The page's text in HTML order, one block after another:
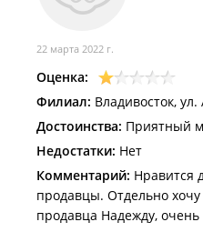
коллеге на 23 февраля (
22 марта 2022 г.
Оценка:
Филиал: Владивосток, ул.
Достоинства: Приятный
Недостатки: Нет
Комментарий: Нравится
продавцы. Отдельно
продавца Надежду,